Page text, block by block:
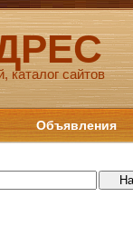
каталог сайтов
Объявления